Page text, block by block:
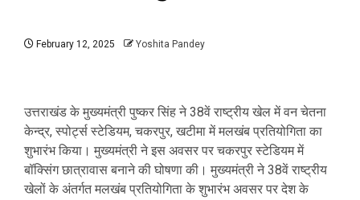
February 12, 2025 Yoshita Pandey
उत्तराखंड के मुख्यमंत्री पुष्कर सिंह ने 38वें राष्ट्रीय खेल में वन चेतना
केन्द्र, स्पोर्ट्स स्टेडियम, चकरपुर, खटीमा में मलखंब प्रतियोगिता का
शुभारंभ किया। मुख्यमंत्री ने इस अवसर पर चकरपुर स्टेडियम में
बॉक्सिंग छात्रावास बनाने की घोषणा की। मुख्यमंत्री ने 38वें राष्ट्रीय
खेलों के अंतर्गत मलखंब प्रतियोगिता के शुभारंभ अवसर पर देश के